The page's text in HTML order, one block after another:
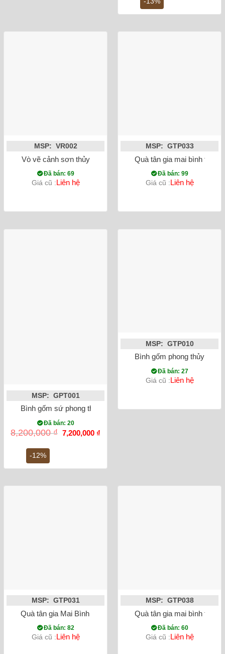
40,000,000 ₫.
MSP: VR002
Vò vẽ cảnh sơn thủy
Đã bán: 69
Giá cũ :Liên hệ
MSP: GTP033
Quà tân gia mai bình tích
Đã bán: 99
Giá cũ :Liên hệ
-12%
MSP: GPT001
Bình gốm sứ phong thủy Tỏi đắp nổi men rạn công danh phú
Đã bán: 20
8,200,000₫ Giá
gốc
7,200,000 ₫
MSP: GTP010
Bình gốm phong thủy tỏi
Đã bán: 27
Giá cũ :Liên hệ
MSP: GTP031
Quà tân gia Mai Bình tích lộc thuận buồm xuôi gió dát vàng
Đã bán: 82
Giá cũ :Liên hệ
MSP: GTP038
Quà tân gia mai bình tích
Đã bán: 60
Giá cũ :Liên hệ